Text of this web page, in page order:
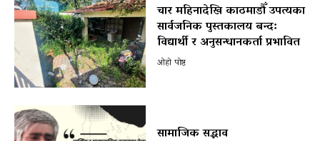
चार महिनादेखि काठमाडौँ उपत्यका
सार्वजनिक पुस्तकालय बन्द:
विद्यार्थी र अनुसन्धानकर्ता प्रभावित
ओहो पोष्ट
सामाजिक सद्भाव